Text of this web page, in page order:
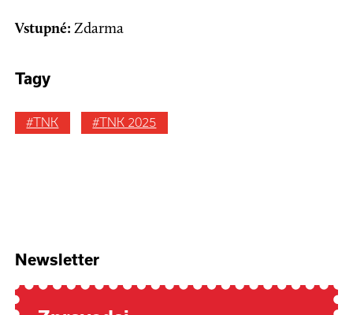
Vstupné:Zdarma
Tagy
#TNK #TNK 2025
Newsletter